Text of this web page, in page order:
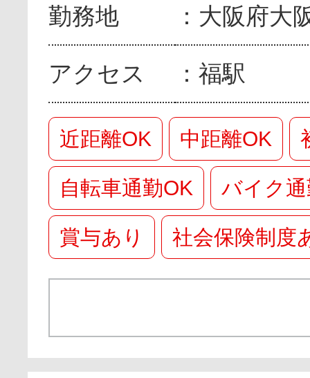
勤務地 大阪府大
アクセス 福駅
近距離OK 中距離OK
自転車通勤OK バイク
賞与あり 社会保険制度